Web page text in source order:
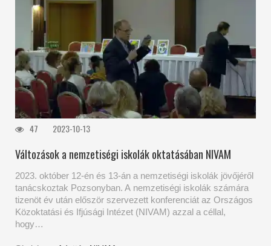
47 2023-10-13
Változások a nemzetiségi iskolák oktatásában NIVAM
2023. október 12-én és 13-án a nemzetiségi iskolák jövőjéről
tanácskoztak Pozsonyban. A nemzetiségi iskolák számára
tizenöt év után először szervezett konferenciát az Országos
Közoktatási és Ifjúsági Intézet (NIVAM) azzal a céllal,
hogy…